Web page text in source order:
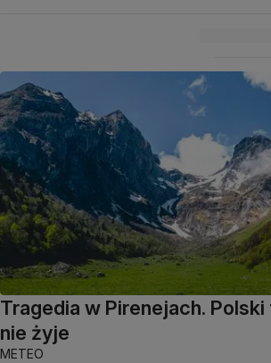
Tragedia w Pirenejach.
nie żyje
METEO